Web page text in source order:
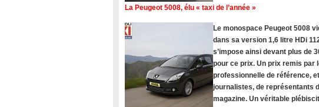
La Peugeot 5008, élu « taxi de l’année »
Le monospace Peugeot 5008
dans sa version 1,6 litre HDi
s’impose ainsi devant plus de
pour ce prix. Un prix remis par
professionnelle de référence,
journalistes, de représentants
magazine. Un véritable